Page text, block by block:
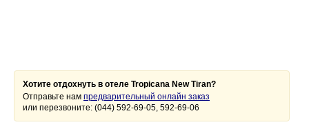
Хотите отдохнуть в отеле Tropicana New Tiran?
Отправьте нам предварительный онлайн заказ
или перезвоните: (044) 592-69-05, 592-69-06